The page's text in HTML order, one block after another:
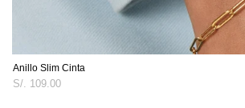
Anillo Slim Cinta
Precio
S/. 109.00